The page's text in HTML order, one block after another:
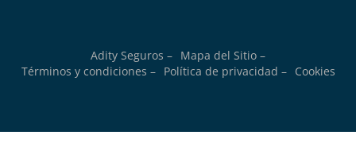
Adity Seguros – Mapa del Sitio –
Términos y condiciones –
Política de privacidad – Cookies